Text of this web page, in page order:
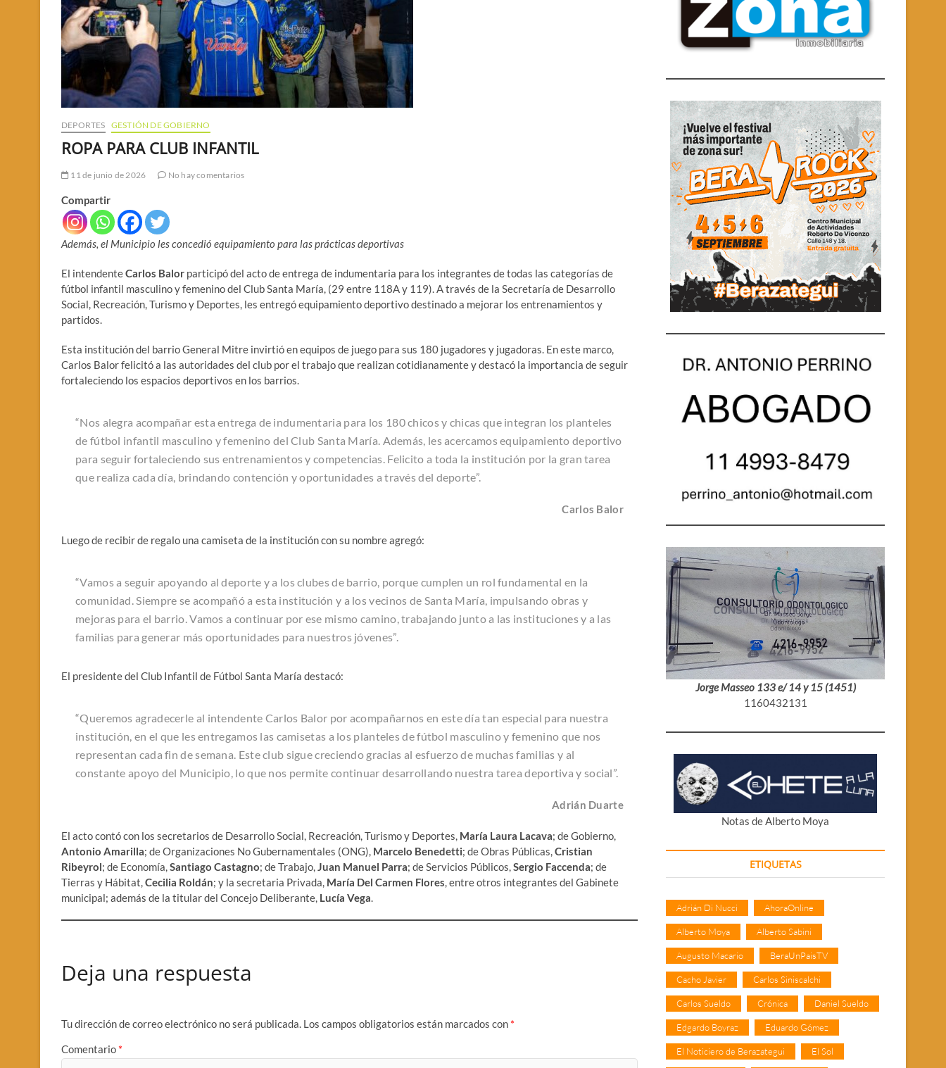
DEPORTES GESTIÓN DE GOBIERNO
ROPA PARA CLUB INFANTIL
11 de junio de 2026 No hay comentarios
Compartir
Además, el Municipio les concedió equipamiento para las prácticas deportivas
El intendenteCarlos Balor participó del acto de entrega de indumentaria para los integrantes de todas las categorías de
fútbol infantil masculino y femenino del Club Santa María, (29 entre 118A y 119). A través de la Secretaría de Desarrollo
Social, Recreación, Turismo y Deportes, les entregó equipamiento deportivo destinado a mejorar los entrenamientos y
partidos.
Esta institución del barrio General Mitre invirtió en equipos de juego para sus 180 jugadores y jugadoras. En este marco,
Carlos Balor felicitó a las autoridades del club por el trabajo que realizan cotidianamente y destacó la importancia de seguir
fortaleciendo los espacios deportivos en los barrios.
“Nos alegra acompañar esta entrega de indumentaria para los 180 chicos y chicas que integran los planteles
de fútbol infantil masculino y femenino del Club Santa María. Además, les acercamos equipamiento deportivo
para seguir fortaleciendo sus entrenamientos y competencias. Felicito a toda la institución por la gran tarea
que realiza cada día, brindando contención y oportunidades a través del deporte”.
Carlos Balor
Luego de recibir de regalo una camiseta de la institución con su nombre agregó:
“Vamos a seguir apoyando al deporte y a los clubes de barrio, porque cumplen un rol fundamental en la
comunidad. Siempre se acompañó a esta institución y a los vecinos de Santa María, impulsando obras y
mejoras para el barrio. Vamos a continuar por ese mismo camino, trabajando junto a las instituciones y a las
familias para generar más oportunidades para nuestros jóvenes”.
El presidente del Club Infantil de Fútbol Santa María destacó:
“Queremos agradecerle al intendente Carlos Balor por acompañarnos en este día tan especial para nuestra
institución, en el que les entregamos las camisetas a los planteles de fútbol masculino y femenino que nos
representan cada fin de semana. Este club sigue creciendo gracias al esfuerzo de muchas familias y al
constante apoyo del Municipio, lo que nos permite continuar desarrollando nuestra tarea deportiva y social”.
Adrián Duarte
El acto contó con los secretarios de Desarrollo Social, Recreación, Turismo y Deportes, María Laura Lacava; de Gobierno,
Antonio Amarilla; de Organizaciones No Gubernamentales (ONG), Marcelo Benedetti; de Obras Públicas,Cristian
Ribeyrol; de Economía,Santiago Castagno; de Trabajo,Juan Manuel Parra; de Servicios Públicos,Sergio Faccenda; de
Tierras y Hábitat,Cecilia Roldán; y la secretaria Privada, María Del Carmen Flores, entre otros integrantes del Gabinete
municipal; además de la titular del Concejo Deliberante, Lucía Vega.
Deja una respuesta
Tu dirección de correo electrónico no será publicada. Los campos obligatorios están marcados con *
Comentario *
Jorge Masseo 133 e/ 14 y 15 (1451)
1160432131
Notas de Alberto Moya
ETIQUETAS
Adrián Di Nucci AhoraOnline
Alberto Moya Alberto Sabini
Augusto Macario BeraUnPaisTV
Cacho Javier Carlos Siniscalchi
Carlos Sueldo Crónica Daniel Sueldo
Edgardo Boyraz Eduardo Gómez
El Noticiero de Berazategui El Sol